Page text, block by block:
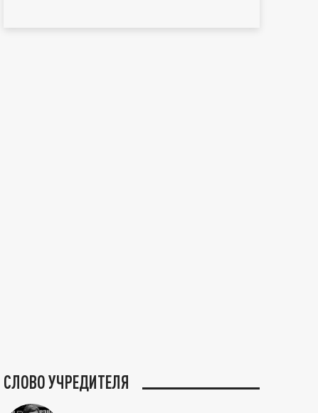
СЛОВО УЧРЕДИТЕЛЯ